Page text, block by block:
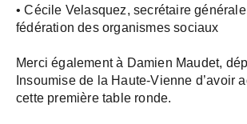
• Cécile Velasquez, secrétaire
fédération des organismes sociaux
Merci également à Damien Maudet,
Insoumise de la Haute-Vienne d’avoir
cette première table ronde.